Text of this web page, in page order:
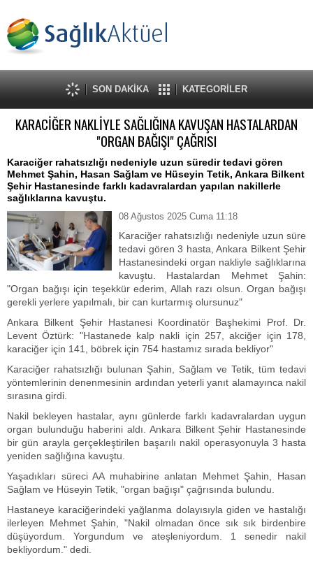
SON DAKİKA KATEGORİLER
KARACİĞER NAKLİYLE SAĞLIĞINA KAVUŞAN HASTALARDAN
"ORGAN BAĞIŞI" ÇAĞRISI
Karaciğer rahatsızlığı nedeniyle uzun süredir tedavi gören
Mehmet Şahin, Hasan Sağlam ve Hüseyin Tetik, Ankara Bilkent
Şehir Hastanesinde farklı kadavralardan yapılan nakillerle
sağlıklarına kavuştu.
08 Ağustos 2025 Cuma 11:18
Karaciğer rahatsızlığı nedeniyle uzun süre
tedavi gören 3 hasta, Ankara Bilkent Şehir
Hastanesindeki organ nakliyle sağlıklarına
kavuştu. Hastalardan Mehmet Şahin:
"Organ bağışı için teşekkür ederim, Allah razı olsun. Organ bağışı
gerekli yerlere yapılmalı, bir can kurtarmış olursunuz"
Ankara Bilkent Şehir Hastanesi Koordinatör Başhekimi Prof. Dr.
Levent Öztürk: "Hastanede kalp nakli için 257, akciğer için 178,
karaciğer için 141, böbrek için 754 hastamız sırada bekliyor"
Karaciğer rahatsızlığı bulunan Şahin, Sağlam ve Tetik, tüm tedavi
yöntemlerinin denenmesinin ardından yeterli yanıt alamayınca nakil
sırasına girdi.
Nakil bekleyen hastalar, aynı günlerde farklı kadavralardan uygun
organ bulunduğu haberini aldı. Ankara Bilkent Şehir Hastanesinde
bir gün arayla gerçekleştirilen başarılı nakil operasyonuyla 3 hasta
yeniden sağlığına kavuştu.
Yaşadıkları süreci AA muhabirine anlatan Mehmet Şahin, Hasan
Sağlam ve Hüseyin Tetik, "organ bağışı" çağrısında bulundu.
Hastaneye karaciğerindeki yağlanma dolayısıyla giden ve hastalığı
ilerleyen Mehmet Şahin, "Nakil olmadan önce sık sık birdenbire
düşüyordum. Yorgundum ve ateşleniyordum. 1 senedir nakil
bekliyordum." dedi.